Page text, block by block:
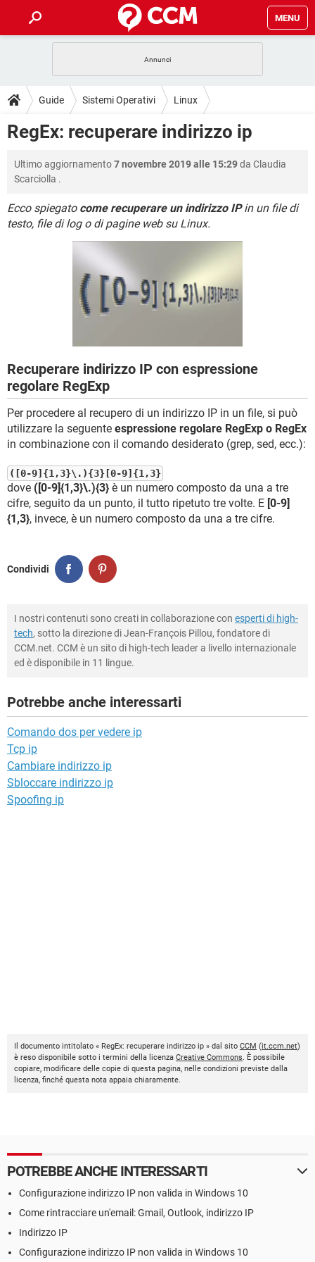
MENU
INTRATTENIMENTO ANDROID
iOS WINDOWS 10
TIKTOK
GUIDE
COVID-19
INTRATTENIMENTO ANDROID
iOS WINDOWS 10
TIKTOK FACEBOOK
DOWNLOAD
INTRATTENIMENTO
INSTAGRAM WHATSAPP
FORUM
INTRATTENIMENTO ANDROID
FACEBOOK
COVID-19 GAMING
WINDOWS 10
WHATSAPP
Guide Sistemi Operativi Linux
Espressioni regolari
RegEx: recuperare indirizzo ip
Ultimo aggiornamento7 novembre 2019 alle 15:29da Claudia
Scarciolla .
Ecco spiegato come recuperare un indirizzo IPin un file di
testo, file di log o di pagine web su Linux.
Recuperare indirizzo IP con espressione
regolare RegExp
Per procedere al recupero di un indirizzo IP in un file, si può
utilizzare la seguente espressione regolare RegExp o RegEx
in combinazione con il comando desiderato (grep, sed, ecc.):
([0-9]{1,3}\.){3}[0-9]{1,3}
dove ([0-9]{1,3}\.){3} è un numero composto da una a tre
cifre, seguito da un punto, il tutto ripetuto tre volte. E [0-9]
{1,3}, invece, è un numero composto da una a tre cifre.
Condividi
I nostri contenuti sono creati in collaborazione con esperti di high-
tech, sotto la direzione di Jean-François Pillou, fondatore di
CCM.net. CCM è un sito di high-tech leader a livello internazionale
ed è disponibile in 11 lingue.
Potrebbe anche interessarti
Comando dos per vedere ip
Tcp ip
Cambiare indirizzo ip
Sbloccare indirizzo ip
Spoofing ip
Il documento intitolato « RegEx: recuperare indirizzo ip » dal sito CCM (it.ccm.net)
è reso disponibile sotto i termini della licenza Creative Commons. È possibile
copiare, modificare delle copie di questa pagina, nelle condizioni previste dalla
licenza, finché questa nota appaia chiaramente.
POTREBBE ANCHE INTERESSARTI
Configurazione indirizzo IP non valida in Windows 10
Come rintracciare un'email: Gmail, Outlook, indirizzo IP
Indirizzo IP
Configurazione indirizzo IP non valida in Windows 10